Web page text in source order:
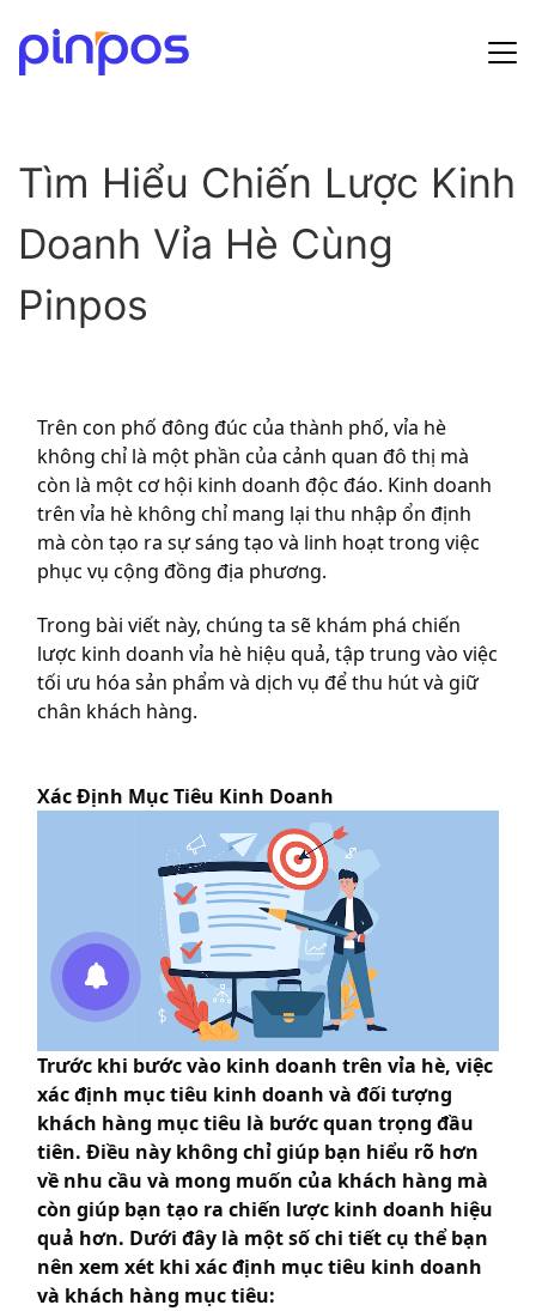
Bảng giá
Tìm Hiểu Chiến Lược Kinh
Doanh Vỉa Hè Cùng
Pinpos
Trên con phố đông đúc của thành phố, vỉa hè
không chỉ là một phần của cảnh quan đô thị mà
còn là một cơ hội kinh doanh độc đáo. Kinh doanh
trên vỉa hè không chỉ mang lại thu nhập ổn định
mà còn tạo ra sự sáng tạo và linh hoạt trong việc
phục vụ cộng đồng địa phương.
Trong bài viết này, chúng ta sẽ khám phá chiến
lược kinh doanh vỉa hè hiệu quả, tập trung vào việc
tối ưu hóa sản phẩm và dịch vụ để thu hút và giữ
chân khách hàng.
Xác Định Mục Tiêu Kinh Doanh
Trước khi bước vào kinh doanh trên vỉa hè, việc
xác định mục tiêu kinh doanh và đối tượng
khách hàng mục tiêu là bước quan trọng đầu
tiên. Điều này không chỉ giúp bạn hiểu rõ hơn
về nhu cầu và mong muốn của khách hàng mà
còn giúp bạn tạo ra chiến lược kinh doanh hiệu
quả hơn. Dưới đây là một số chi tiết cụ thể bạn
nên xem xét khi xác định mục tiêu kinh doanh
và khách hàng mục tiêu: